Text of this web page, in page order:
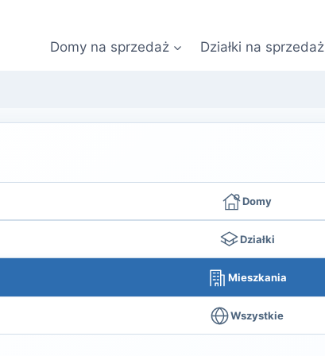
Domy na sprzedaż Działki na sprzedaż
Domy
Działki
Mieszkania
Wszystkie